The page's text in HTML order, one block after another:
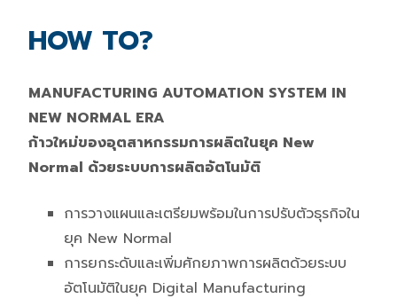
HOW TO?
MANUFACTURING AUTOMATION SYSTEM IN
NEW NORMAL ERA
ก้าวใหม่ของอุตสาหกรรมการผลิตในยุค New
Normal ด้วยระบบการผลิตอัตโนมัติ
การวางแผนและเตรียมพร้อมในการปรับตัวธุรกิจใน
ยุค New Normal
การยกระดับและเพิ่มศักยภาพการผลิตด้วยระบบ
อัตโนมัติในยุค Digital Manufacturing